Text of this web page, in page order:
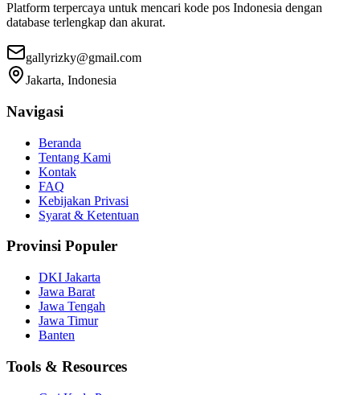
Platform terpercaya untuk mencari kode pos Indonesia dengan
database terlengkap dan akurat.
gallyrizky@gmail.com
Jakarta, Indonesia
Navigasi
Beranda
Tentang Kami
Kontak
FAQ
Kebijakan Privasi
Syarat & Ketentuan
Provinsi Populer
DKI Jakarta
Jawa Barat
Jawa Tengah
Jawa Timur
Banten
Tools & Resources